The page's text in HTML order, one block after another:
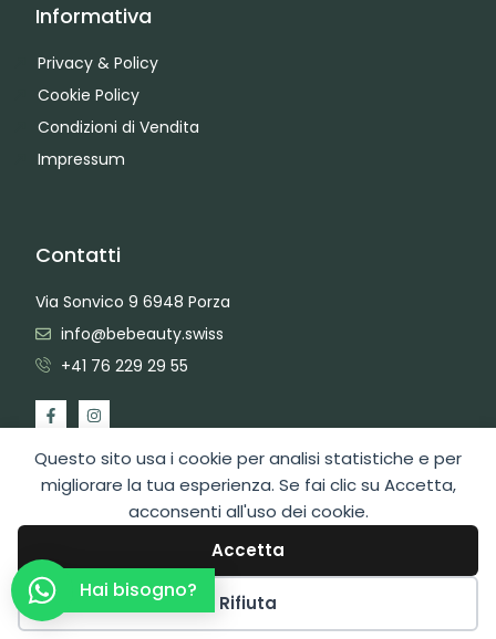
Questo sito usa i cookie per analisi statistiche e per
migliorare la tua esperienza. Se fai clic su Accetta,
acconsenti all'uso dei cookie.
Accetta
Rifiuta
Informativa
Privacy & Policy
Cookie Policy
Condizioni di Vendita
Impressum
Contatti
Via Sonvico 9 6948 Porza
info@bebeauty.swiss
+41 76 229 29 55
2026 Copyright BeBeauty Hair Care Diffusion Sagl
Hai bisogno?